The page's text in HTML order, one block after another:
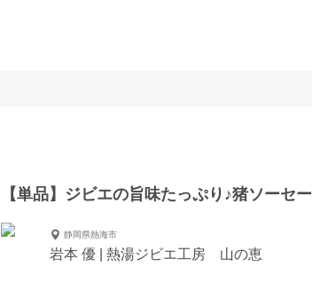
【単品】ジビエの旨味たっぷり♪猪ソーセ
静岡県熱海市
岩本 優 | 熱湯ジビエ工房 山の恵